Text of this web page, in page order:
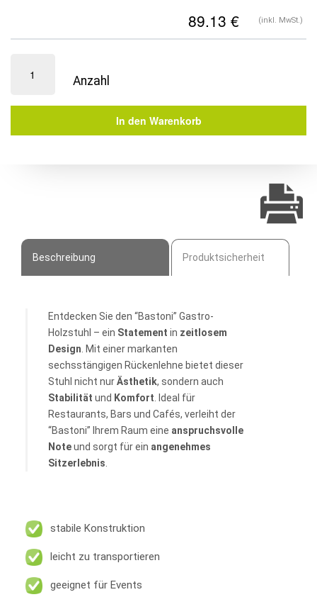
(inkl. MwSt.)
Stuhl
Hemma
In den Warenkorb
Beschreibung Produktsicherheit
Entdecken Sie den “Bastoni” Gastro-
Holzstuhl – ein Statement in zeitlosem
Design. Mit einer markanten
sechsstängigen Rückenlehne bietet dieser
Stuhl nicht nurÄsthetik, sondern auch
Stabilität und Komfort. Ideal für
Restaurants, Bars und Cafés, verleiht der
“Bastoni” Ihrem Raum eine anspruchsvolle
Noteund sorgt für ein angenehmes
Sitzerlebnis.
stabile Konstruktion
leicht zu transportieren
geeignet für Events